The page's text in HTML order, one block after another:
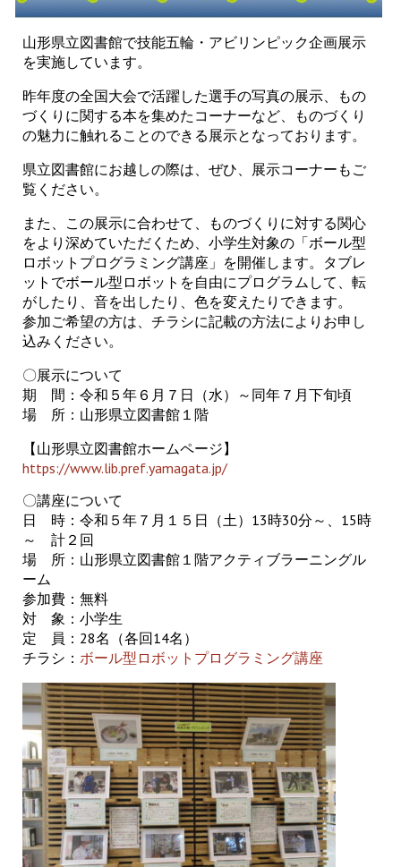
山形県立図書館で技能五輪・アビリンピック企画展示
を実施しています。
昨年度の全国大会で活躍した選手の写真の展示、もの
づくりに関する本を集めたコーナーなど、ものづくり
の魅力に触れることのできる展示となっております。
県立図書館にお越しの際は、ぜひ、展示コーナーもご
覧ください。
また、この展示に合わせて、ものづくりに対する関心
をより深めていただくため、小学生対象の「ボール型
ロボットプログラミング講座」を開催します。タブレ
ットでボール型ロボットを自由にプログラムして、転
がしたり、音を出したり、色を変えたりできます。
参加ご希望の方は、チラシに記載の方法によりお申し
込みください。
〇展示について
期 間：令和５年６月７日（水）～同年７月下旬頃
場 所：山形県立図書館１階
【山形県立図書館ホームページ】
https://www.lib.pref.yamagata.jp/
〇講座について
日 時：令和５年７月１５日（土）13時30分～、15時
～ 計２回
場 所：山形県立図書館１階アクティブラーニングル
ーム
参加費：無料
対 象：小学生
定 員：28名（各回14名）
チラシ： ボール型ロボットプログラミング講座